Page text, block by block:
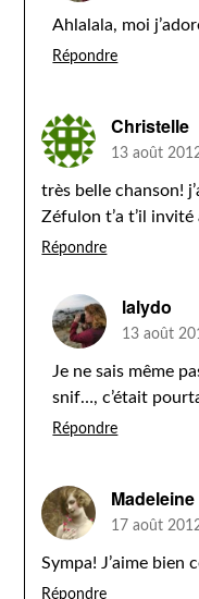
Ahlalala, moi
Répondre
Christelle
13 août
très belle chanson!
Zéfulon t’a t’il invité
Répondre
lalydo
13 août
Je ne sais même
snif…, c’était
Répondre
17 août
Sympa! J’aime bien
Répondre